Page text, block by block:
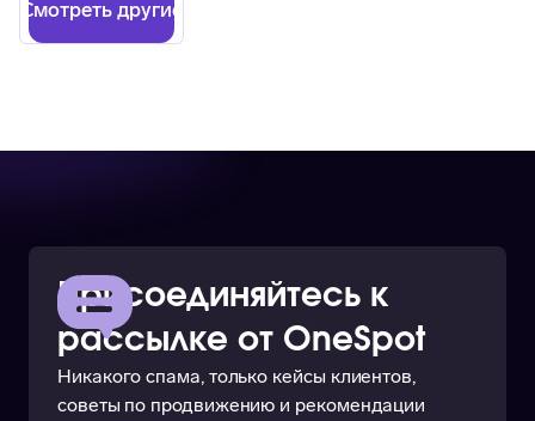
Смотреть другие
Присоединяйтесь к
рассылке от OneSpot
Никакого спама, только кейсы клиентов,
советы по продвижению и рекомендации